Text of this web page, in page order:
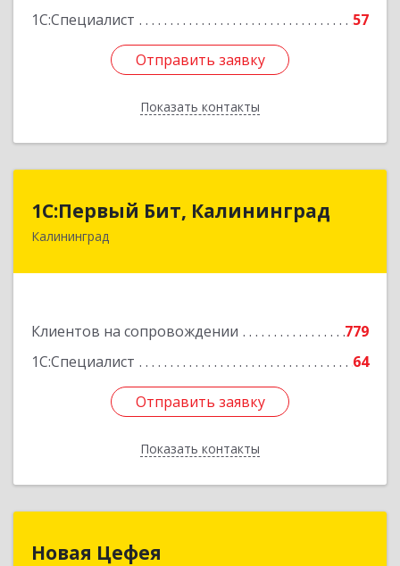
1С:Специалист
57
Отправить заявку
Показать контакты
Отправить заявку
Назад
1С:Первый Бит, Калининград
Калининград
Клиентов на сопровождении
779
1С:Специалист
64
Отправить заявку
Показать контакты
1С:Первый Бит, Калининград
236006, Калининградская обл, Калининград г,
Отправить заявку
Назад
Новая Цефея